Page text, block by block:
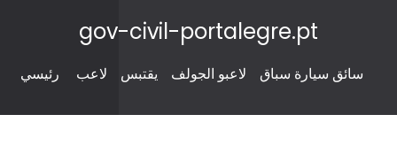
gov-civil-portalegre.pt
رئيسي لاعب يقتبس لاعبو الجولف سائق سيارة سباق